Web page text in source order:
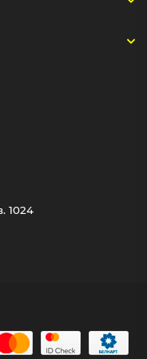
1024